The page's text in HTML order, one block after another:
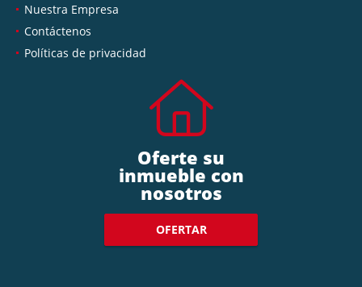
Nuestra Empresa
Contáctenos
Políticas de privacidad
Oferte su
inmueble con
nosotros
OFERTAR